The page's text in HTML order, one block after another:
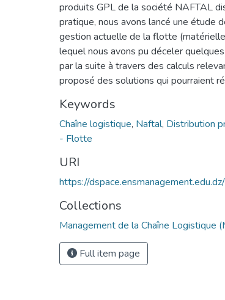
produits GPL de la société NAFTAL
pratique, nous avons lancé une étude
gestion actuelle de la flotte
lequel nous avons pu déceler
par la suite à travers des calculs
proposé des solutions qui pourraient
Keywords
Chaîne logistique, Naftal, Distribution
- Flotte
URI
https://
Collections
Management de la Chaîne Logistique
Full item page